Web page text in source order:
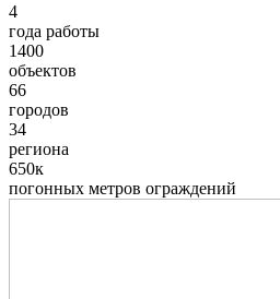
4
года работы
1400
объектов
66
городов
34
региона
650к
погонных метров ограждений